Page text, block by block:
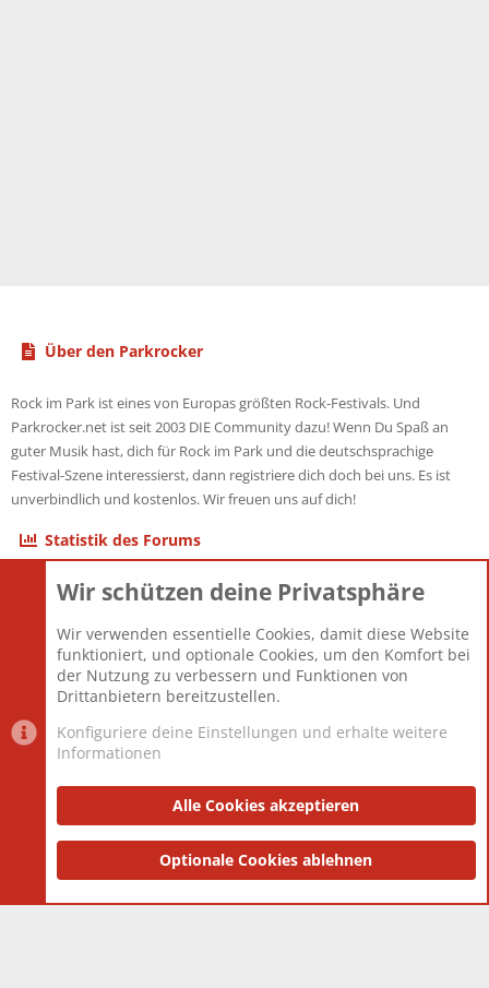
Über den Parkrocker
Rock im Park ist eines von Europas größten Rock-Festivals. Und
Parkrocker.net ist seit 2003 DIE Community dazu! Wenn Du Spaß an
guter Musik hast, dich für Rock im Park und die deutschsprachige
Festival-Szene interessierst, dann registriere dich doch bei uns. Es ist
unverbindlich und kostenlos. Wir freuen uns auf dich!
Statistik des Forums
Themen
Mitglieder
12.427
Neuestes Mitglied
Berlin
Datenschutzerklärung Impressum
Community platform by XenForo® © 2010-2025 XenForo Ltd.
and add-ons by ThemeHouse
Wir schützen deine Privatsphäre
Wir verwenden essentielle Cookies, damit diese Website
funktioniert, und optionale Cookies, um den Komfort bei
der Nutzung zu verbessern und Funktionen von
Drittanbietern bereitzustellen.
Konfiguriere deine Einstellungen und erhalte weitere
Informationen
Alle Cookies akzeptieren
Optionale Cookies ablehnen